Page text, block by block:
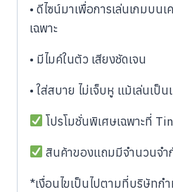
• ดีไซน์มาเพื่อการเล่นเกมบน
เฉพาะ
• มีไมค์ในตัว เสียงชัดเจน
• ใส่สบาย ไม่เจ็บหู แม้เล่นเป็น
โปรโมชั่นพิเศษเฉพาะที่
สินค้าของแถมมีจำนวนจำ
*เงื่อนไขเป็นไปตามที่บริษัทก